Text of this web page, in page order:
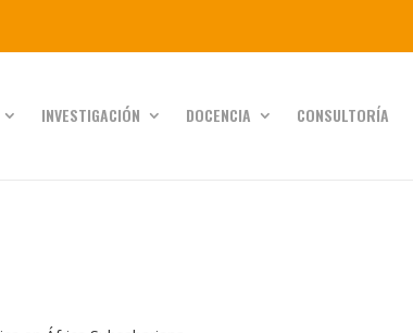
INVESTIGACIÓN DOCENCIA CONSULTORÍA